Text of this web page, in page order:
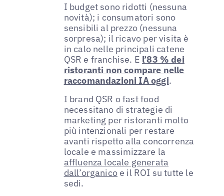
I budget sono ridotti (nessuna
novità); i consumatori sono
sensibili al prezzo (nessuna
sorpresa); il ricavo per visita è
in calo nelle principali catene
QSR e franchise. E l’83 % dei
ristoranti non compare nelle
raccomandazioni IA oggi.
I brand QSR o fast food
necessitano di strategie di
marketing per ristoranti molto
più intenzionali per restare
avanti rispetto alla concorrenza
locale e massimizzare la
affluenza locale generata
dall’organicoe il ROI su tutte le
sedi.